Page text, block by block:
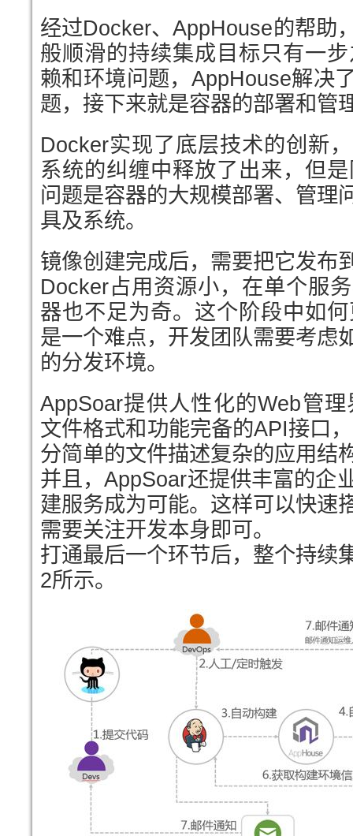
经过Docker、AppHouse的帮助
般顺滑的持续集成目标只有一
赖和环境问题，AppHouse解决
题，接下来就是容器的部署和管
Docker实现了底层技术的创新
系统的纠缠中释放了出来，但
问题是容器的大规模部署、管理
具及系统。
镜像创建完成后，需要把它发布
Docker占用资源小，在单个服
器也不足为奇。这个阶段中如
是一个难点，开发团队需要考虑
的分发环境。
AppSoar提供人性化的Web管
文件格式和功能完备的API接口
分简单的文件描述复杂的应用结
并且，AppSoar还提供丰富的企
建服务成为可能。这样可以快速
需要关注开发本身即可。
打通最后一个环节后，整个持续
2所示。